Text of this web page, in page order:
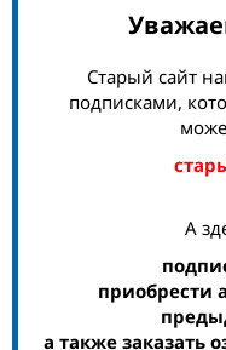
Старый сайт
подписками,
А
приобрести
а также заказать